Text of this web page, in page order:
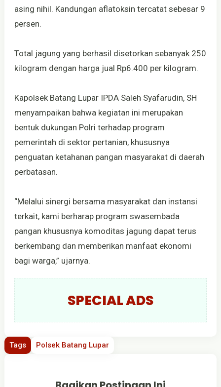
asing nihil. Kandungan aflatoksin tercatat sebesar 9
persen.
Total jagung yang berhasil disetorkan sebanyak 250
kilogram dengan harga jual Rp6.400 per kilogram.
Kapolsek Batang Lupar IPDA Saleh Syafarudin, SH
menyampaikan bahwa kegiatan ini merupakan
bentuk dukungan Polri terhadap program
pemerintah di sektor pertanian, khususnya
penguatan ketahanan pangan masyarakat di daerah
perbatasan.
“Melalui sinergi bersama masyarakat dan instansi
terkait, kami berharap program swasembada
pangan khususnya komoditas jagung dapat terus
berkembang dan memberikan manfaat ekonomi
bagi warga,” ujarnya.
SPECIAL ADS
Tags Polsek Batang Lupar